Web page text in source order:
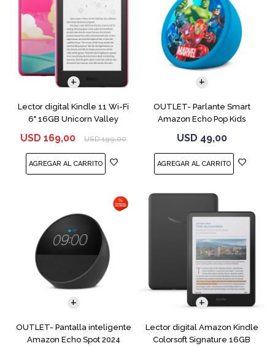
Lector digital Kindle 11 Wi-Fi
6" 16GB Unicorn Valley
USD 169,00 USD 199,00
OUTLET- Parlante Smart
Amazon Echo Pop Kids
USD 49,00
OUTLET- Pantalla inteligente
Amazon Echo Spot 2024
Lector digital Amazon Kindle
Colorsoft Signature 16GB